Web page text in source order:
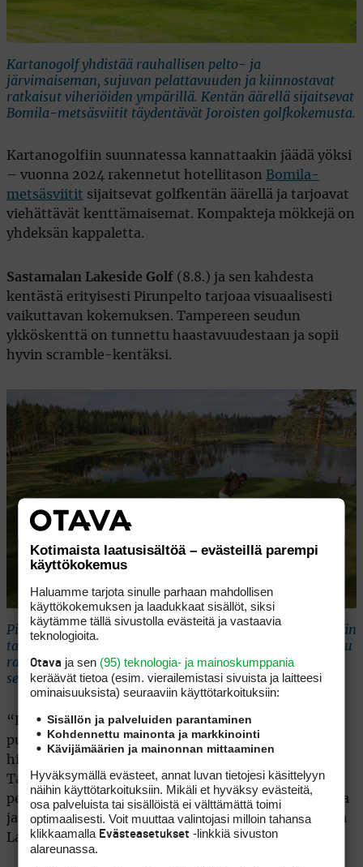
Kartanogolf yhdistää rauhallisen pelto- ja
järvimaiseman, sujuvan pelattavuuden ja kiinnostavat
ratkaisut viheriöiden ympärillä. Kentän äärellä sijaitsevat
Bomila-metsäsviitit täydentävät Joroisten golfkokemusta.
Kartanogolfiin suunnatessa kannattaakin jäädä yöksi
– vuonna 2024 rakennetut hotellitason Bomila-
metsäsviitit sijaitsevat golfkentän äärellä ja tarjoavat
viehättävät kenttämaisemat. Kompakteja mökkejä on
yhdeksän kappaletta.
Sastamalan Lakeside Golf (8.8.) ja sen kahdesta
kentästä erityisesti Pirunpelto tarjoaa visuaalisesti
vaikuttavan kokemuksen. Tampereen seudun
ykköskenttä on tunnettu haastavuudestaan ja sopii
hyvin scramble-kentäksi.
Pirunpelto haastaa pelaajan ajattelemaan jokaisen väylän
tarkasti. Näyttävä kenttä, vahva klubikokemus ja kehuttu
ravintola tekevät Lakeside Golfista yhden Tampereen
seudun kiinnostavimmista golfkohteista.
“Kenttärankingin entisestään parantunut tulos (8.)
puhukoon puolestaan. Pirunpelto on jo nyt todella
hienossa kunnossa. Sijaintimme palvelee niin
Tampereen, Turun kuin pääkaupunkiseudunkin
pelaajia. Uudistetun klubiravintolan ruoka saa kehuja
ja klubilla viihdytään,” kommentoiTapio Honkamaa
Lakeside Golfista kesän kynnyksellä.
Kotimaista laatusisältöä – evästeillä parempi
käyttökokemus
Haluamme tarjota sinulle parhaan mahdollisen
käyttökokemuksen ja laadukkaat sisällöt, siksi
käytämme tällä sivustolla evästeitä ja vastaavia
teknologioita.
Otava ja sen (95) teknologia- ja mainoskumppania
keräävät tietoa (esim. vierailemis­tasi sivuista ja laitteesi
ominaisuuk­sista) seuraaviin käyttötarkoituksiin:
Sisällön ja palveluiden parantaminen
Kohdennettu mainonta ja markkinointi
Kävijämäärien ja mainonnan mittaaminen
Hyväksymällä evästeet, annat luvan tietojesi käsittelyyn
näihin käyttötarkoituksiin. Mikäli et hyväksy evästeitä,
osa palveluista tai sisällöistä ei välttämättä toimi
optimaalisesti. Voit muuttaa valintojasi milloin tahansa
klikkaamalla Evästeasetukset -linkkiä sivuston
alareunassa.